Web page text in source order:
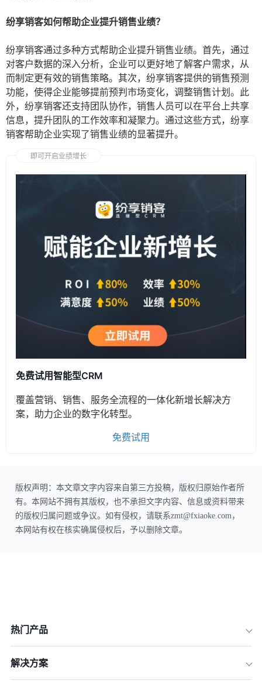
纷享销客如何帮助企业提升销售业绩？
纷享销客通过多种方式帮助企业提升销售业绩。首先，通过
对客户数据的深入分析，企业可以更好地了解客户需求，从
而制定更有效的销售策略。其次，纷享销客提供的销售预测
功能，使得企业能够提前预判市场变化，调整销售计划。此
外，纷享销客还支持团队协作，销售人员可以在平台上共享
信息，提升团队的工作效率和凝聚力。通过这些方式，纷享
销客帮助企业实现了销售业绩的显著提升。
即可开启业绩增长
免费试用智能型CRM
覆盖营销、销售、服务全流程的一体化新增长解决方
案，助力企业的数字化转型。
免费试用
版权声明：本文章文字内容来自第三方投稿，版权归原始作者所
有。本网站不拥有其版权，也不承担文字内容、信息或资料带来
的版权归属问题或争议。如有侵权，请联系zmt@fxiaoke.com，
本网站有权在核实确属侵权后，予以删除文章。
热门产品
解决方案